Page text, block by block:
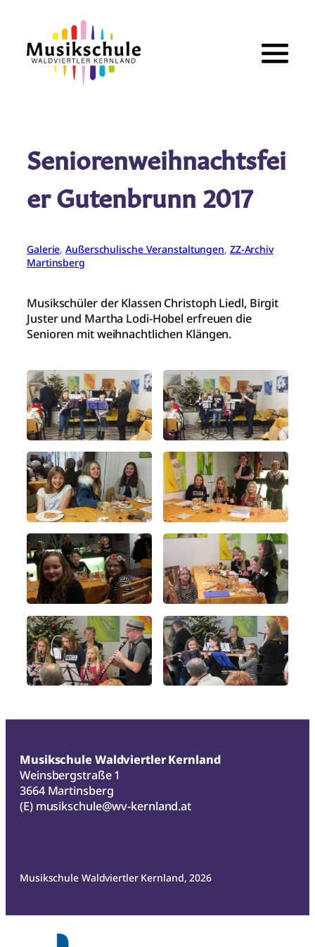
springen
Seniorenweihnachtsfei
er Gutenbrunn 2017
Galerie, Außerschulische Veranstaltungen, ZZ-Archiv
Martinsberg
Musikschüler der Klassen Christoph Liedl, Birgit
Juster und Martha Lodi-Hobel erfreuen die
Senioren mit weihnachtlichen Klängen.
Musikschule Waldviertler Kernland
Weinsbergstraße 1
3664 Martinsberg
(E) musikschule@wv-kernland.at
Musikschule Waldviertler Kernland, 2026